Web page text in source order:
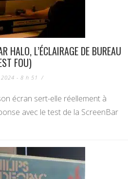
HALO, L’ÉCLAIRAGE DE BUREAU
FOU)
- 8 h 51 /
écran sert-elle réellement à
avec le test de la ScreenBar